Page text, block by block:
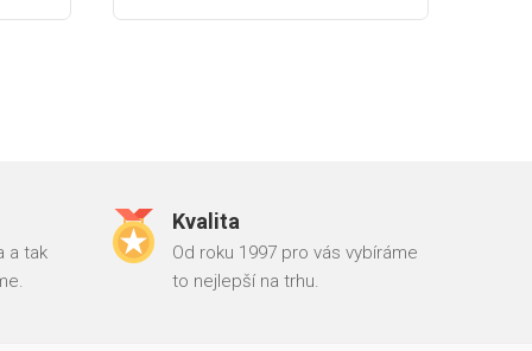
a tak
Kvalita
Od roku 1997 pro vás vybíráme
to nejlepší na trhu.